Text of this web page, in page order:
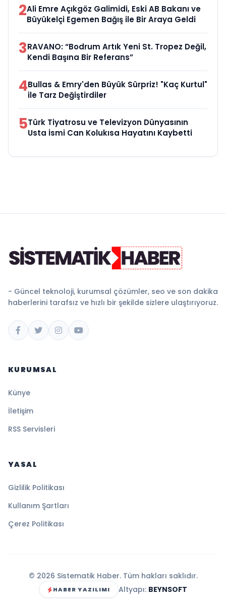
2Ali Emre Açıkgöz Galimidi, Eski AB Bakanı ve
Büyükelçi Egemen Bağış ile Bir Araya Geldi
3RAVANO: “Bodrum Artık Yeni St. Tropez Değil,
Kendi Başına Bir Referans”
4Bullas & Emry'den Büyük Sürpriz! "Kaç Kurtul"
ile Tarz Değiştirdiler
5Türk Tiyatrosu ve Televizyon Dünyasının
Usta İsmi Can Kolukısa Hayatını Kaybetti
- Güncel teknoloji, kurumsal çözümler, seo ve son dakika
haberlerini tarafsız ve hızlı bir şekilde sizlere ulaştırıyoruz.
KURUMSAL
Künye
İletişim
RSS Servisleri
YASAL
Gizlilik Politikası
Kullanım Şartları
Çerez Politikası
© 2026 Sistematik Haber. Tüm hakları saklıdır.
HABER YAZILIMI Altyapı: BEYNSOFT